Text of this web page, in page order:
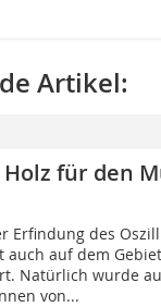
Artikel:
Holz für den
Erfindung des
auch auf dem
Natürlich wurde
von...